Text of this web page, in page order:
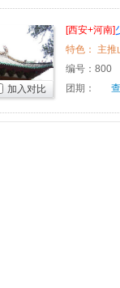
[西安+河南]
市区自由
特色： 主推
编号： 800
团期：
加入对比